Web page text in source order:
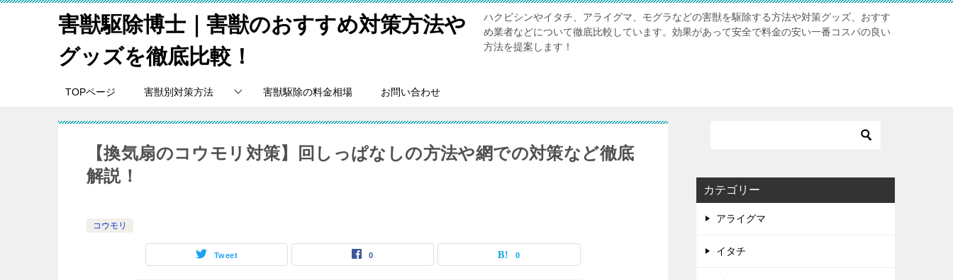
害獣駆除博士｜害獣のおすすめ対策方法や
グッズを徹底比較！
ハクビシンやイタチ、アライグマ、モグラなどの害獣を駆除する方法や対策グッズ、おすす
め業者などについて徹底比較しています。効果があって安全で料金の安い一番コスパの良い
方法を提案します！
TOPページ 害獣別対策方法 害獣駆除の料金相場 お問い合わせ
【換気扇のコウモリ対策】回しっぱなしの方法や網での対策など徹底
解説！
コウモリ
Tweet 0 0
カテゴリー
アライグマ
イタチ